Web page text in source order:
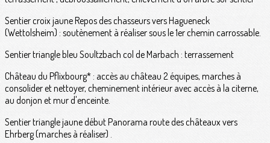
Sentier croix jaune Repos des chasseurs vers Hagueneck
(Wettolsheim) : soutènement à réaliser sous le 1er chemin carrossable.
Sentier triangle bleu Soultzbach col de Marbach : terrassement
Château du Pflixbourg* : accès au château 2 équipes, marches à
consolider et nettoyer, cheminement intérieur avec accès à la citerne,
au donjon et mur d'enceinte.
Sentier triangle jaune début Panorama route des châteaux vers
Ehrberg (marches à réaliser) .